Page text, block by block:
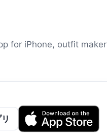
for iPhone, outfit maker